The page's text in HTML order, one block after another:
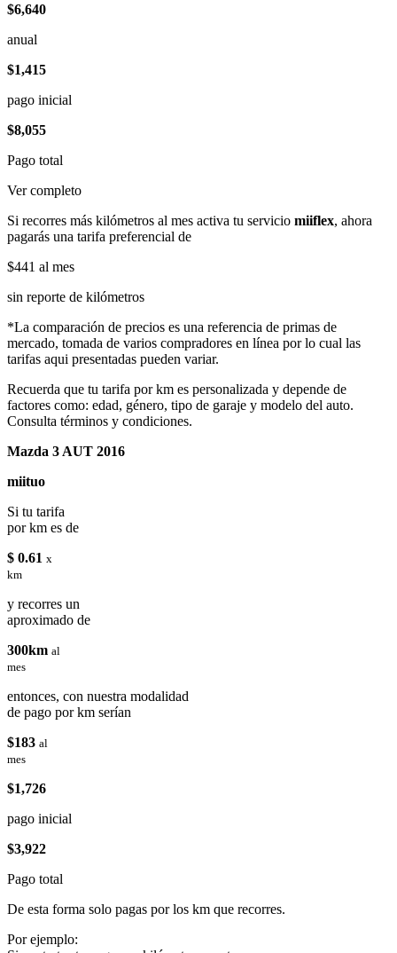
$6,640
anual
$1,415
pago inicial
$8,055
Pago total
Ver completo
Si recorres más kilómetros al mes activa tu servicio miiflex, ahora
pagarás una tarifa preferencial de
$441 al mes
sin reporte de kilómetros
*La comparación de precios es una referencia de primas de
mercado, tomada de varios compradores en línea por lo cual las
tarifas aqui presentadas pueden variar.
Recuerda que tu tarifa por km es personalizada y depende de
factores como: edad, género, tipo de garaje y modelo del auto.
Consulta términos y condiciones.
Mazda 3 AUT 2016
miituo
Si tu tarifa
por km es de
$ 0.61 x
km
y recorres un
aproximado de
300km al
mes
entonces, con nuestra modalidad
de pago por km serían
$183 al
mes
$1,726
pago inicial
$3,922
Pago total
De esta forma solo pagas por los km que recorres.
Por ejemplo: